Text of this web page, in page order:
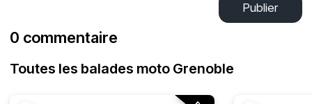
Publier
0 commentaire
Toutes les balades moto Grenoble